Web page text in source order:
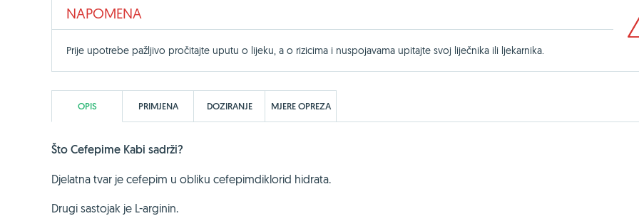
NAPOMENA
Prije upotrebe pažljivo pročitajte uputu o lijeku, a o rizicima i nuspojavama upitajte svoj liječnika ili ljekarnika.
OPIS PRIMJENA DOZIRANJE MJERE OPREZA
Što Cefepime Kabi sadrži?
Djelatna tvar je cefepim u obliku cefepimdiklorid hidrata.
Drugi sastojak je L-arginin.